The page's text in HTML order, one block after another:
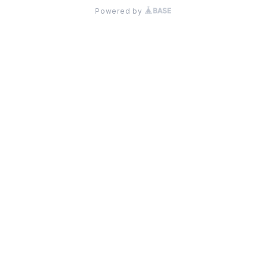
Powered by